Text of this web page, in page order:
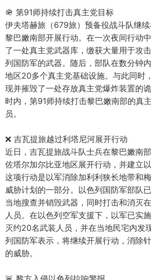
🪖 第91师持续打击真主党目标
伊夫塔赫旅（679旅）预备役战斗队继
黎巴嫩南部开展行动。在一次夜间行动
了一处真主党武器库，缴获大量用于攻
列国防军的武器。随后，部队在数分钟
地区20多个真主党基础设施。与此同时
现并摧毁了一处存放真主党爆炸装置的
时内，第91师持续打击黎巴嫩南部的真
员。
❌ 吉瓦提旅越过利塔尼河展开行动
近日，吉瓦提旅战斗队士兵在黎巴嫩南
佐塔尔加尔比亚地区展开行动，并建立
这项行动是以军消除加利利狭长地带和
威胁计划的一部分。以色列国防军部队
当地搜查并销毁武器，同时打击和消灭
人员。在以色列空军支援下，以军已实
灭约20名武装人员，并在当地民宅内发
列国防军表示，将继续开展行动，消除
的威胁。